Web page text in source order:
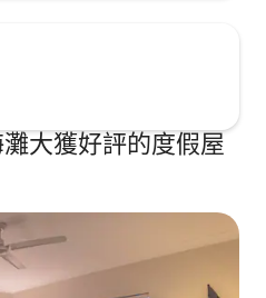
大獲好評的度假屋